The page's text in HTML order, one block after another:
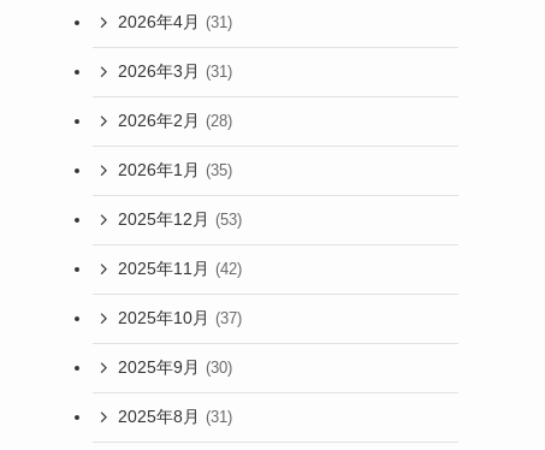
2026年4月 (31)
2026年3月 (31)
2026年2月 (28)
2026年1月 (35)
2025年12月 (53)
2025年11月 (42)
2025年10月 (37)
2025年9月 (30)
2025年8月 (31)